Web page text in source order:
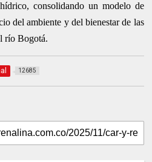
consolidando un modelo de
del ambiente y del bienestar de las
río Bogotá.
12685